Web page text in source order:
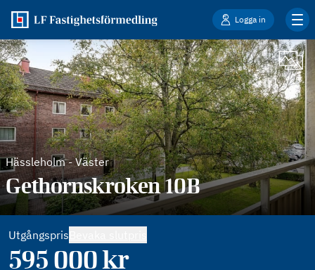
Logga in
Hässleholm-Väster
Gethornskroken 10B
Utgångspris
595 000kr